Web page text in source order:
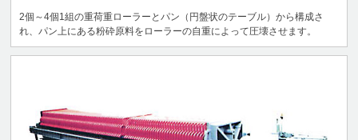
2個～4個1組の重荷重ローラーとパン（円盤状のテーブル）から構成さ
れ、パン上にある粉砕原料をローラーの自重によって圧壊させます。